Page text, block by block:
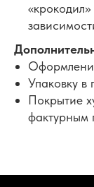
Упаковку в
Покрытие
фактурным